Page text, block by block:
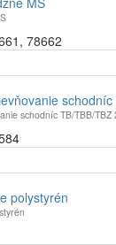
, 78662
schodníc TB/TBB/TBZ
polystyrén